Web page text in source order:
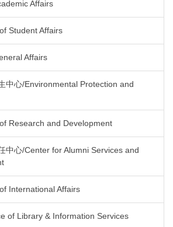
Affairs
Student Affairs
Affairs
中心/Environmental Protection and
Research and Development
中心/Center for Alumni Services and
International Affairs
of Library & Information Services